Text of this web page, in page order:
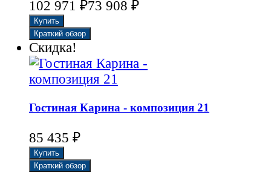
102 971 ₽73 908 ₽
Скидка!
Гостиная Карина - композиция 21
85 435 ₽